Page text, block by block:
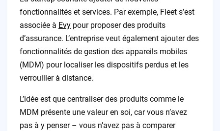
fonctionnalités et services. Par exemple, Fleet s’est
associée à Evypour proposer des produits
d’assurance. L’entreprise veut également ajouter des
fonctionnalités de gestion des appareils mobiles
(MDM) pour localiser les dispositifs perdus et les
verrouiller à distance.
L’idée est que centraliser des produits comme le
MDM présente une valeur en soi, car vous n’avez
pas à y penser – vous n’avez pas à comparer